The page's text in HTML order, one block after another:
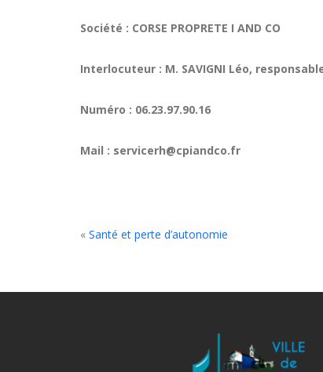
Société : CORSE PROPRETE I AND CO
Interlocuteur : M. SAVIGNI Léo,
Numéro : 06.23.97.90.16
Mail : servicerh@cpiandco.fr
« Santé et perte d’autonomie